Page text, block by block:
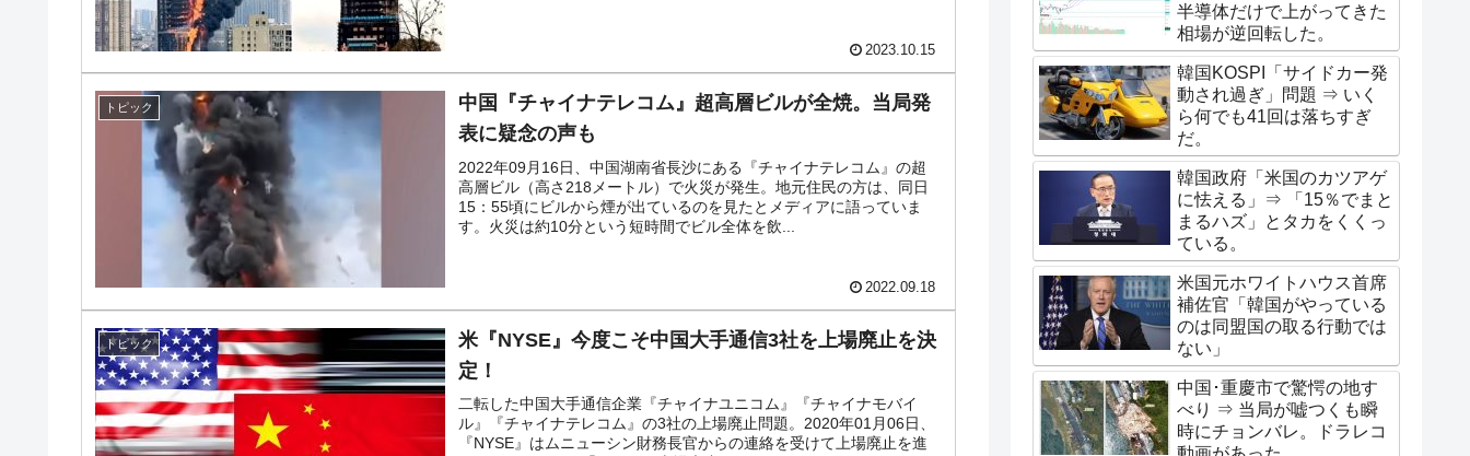
『Money1』 韓国･外為取引量「1日当たり1,214.4億ドル」まで拡大 ⇒ 海外資金の動きに強く左右される状態
『Money1』
韓国大統領府ボンクラ政策室長が告発された ⇒ 国家が行った恐るべき株価操作であり、空前の国政壟
『Money1』 韓国･警察職員が「丸刈りになって抗議活動」
中国だけが鉄鋼輸出を異常増加させる ⇒ 中国の過剰生産が世界を蝕む。
韓国製造業「半導体絶好調」のウラで他業種は全般的「不調」⇒ PSIが示す現況は決して良くない。
『Money1』 韓国で猛暑。南東部では干ばつ
『Money1』 韓国型イージス搭載の次世代駆逐艦「KDDX」1番艦、2032年竣工と公示
『Money1』 【対日本円】ウォン安が急進！ 日米の協調に韓国がいっちょがみしたのでは。
2023.10.15
トピック
中国『チャイナテレコム』超高層ビルが全焼。当局発
表に疑念の声も
2022年09月16日、中国湖南省長沙にある『チャイナテレコム』の超
高層ビル（高さ218メートル）で火災が発生。地元住民の方は、同日
15：55頃にビルから煙が出ているのを見たとメディアに語っていま
す。火災は約10分という短時間でビル全体を飲...
2022.09.18
トピック
米『NYSE』今度こそ中国大手通信3社を上場廃止を決
定！
二転した中国大手通信企業『チャイナユニコム』『チャイナモバイ
ル』『チャイナテレコム』の3社の上場廃止問題。2020年01月06日、
『NYSE』はムニューシン財務長官からの連絡を受けて上場廃止を進
半導体だけで上がってきた
相場が逆回転した。
韓国KOSPI「サイドカー発
動され過ぎ」問題 ⇒ いく
ら何でも41回は落ちすぎ
だ。
韓国政府「米国のカツアゲ
に怯える」⇒ 「15％でまと
まるハズ」とタカをくくっ
ている。
米国元ホワイトハウス首席
補佐官「韓国がやっている
のは同盟国の取る行動では
ない」
中国･重慶市で驚愕の地す
べり ⇒ 当局が嘘つくも瞬
時にチョンバレ。ドラレコ